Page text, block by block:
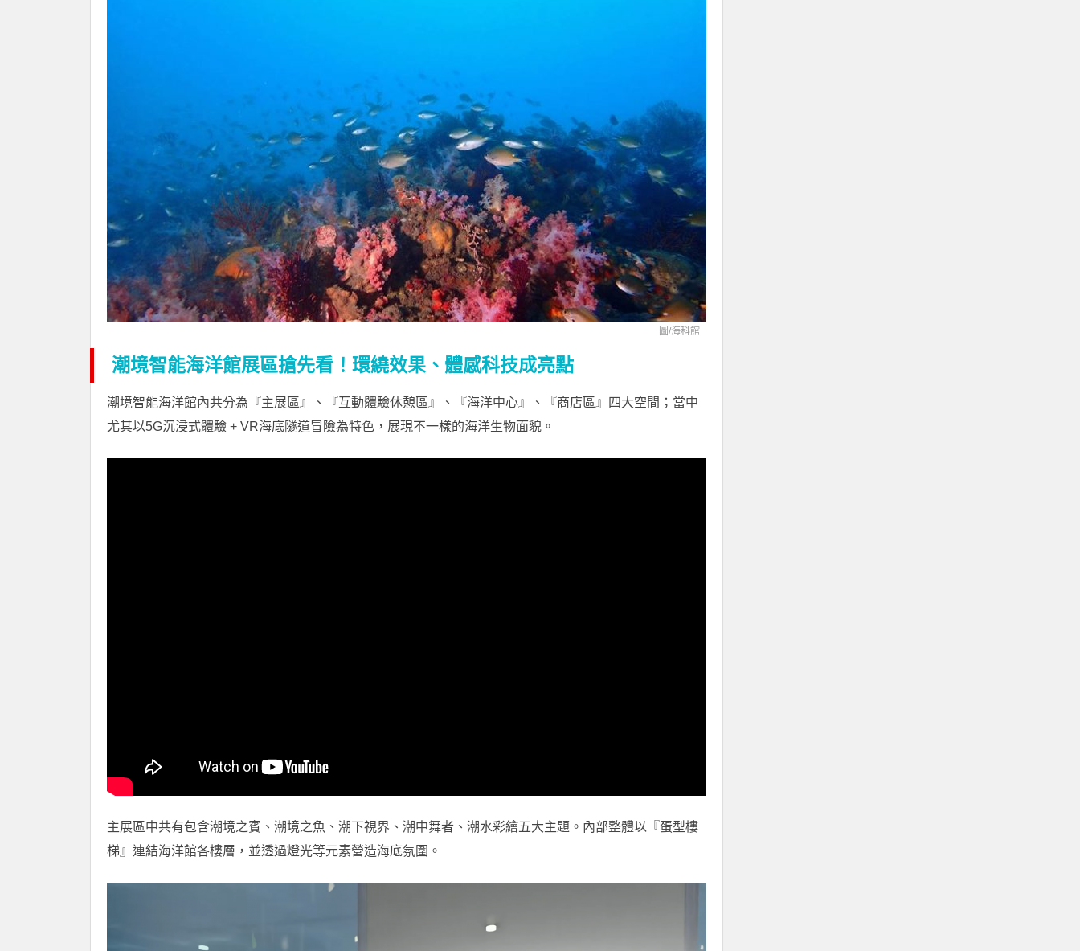
圖/海科館
潮境智能海洋館展區搶先看！環繞效果、體感科技成亮點
潮境智能海洋館內共分為『主展區』、『互動體驗休憩區』、『海洋中心』、『商店區』四大空間；當中
尤其以5G沉浸式體驗 + VR海底隧道冒險為特色，展現不一樣的海洋生物面貌。
主展區中共有包含潮境之賓、潮境之魚、潮下視界、潮中舞者、潮水彩繪五大主題。內部整體以『蛋型樓
梯』連結海洋館各樓層，並透過燈光等元素營造海底氛圍。